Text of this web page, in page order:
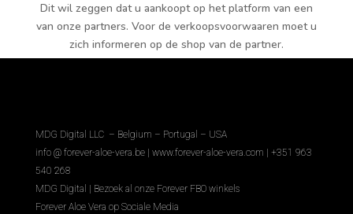
Dit wil zeggen dat u aankoopt op het platform van een
van onze partners. Voor de verkoopsvoorwaaren moet u
zich informeren op de shop van de partner.
MDG Digital LLC – Belgium – Portugal – USA
info @ forever-aloe-vera.be | www.forever-aloe-vera.com | +351 963
540 268
MDG Digital
Bezoek al onze Forever FBO winkels
Forever Aloe Vera op Sociale Media